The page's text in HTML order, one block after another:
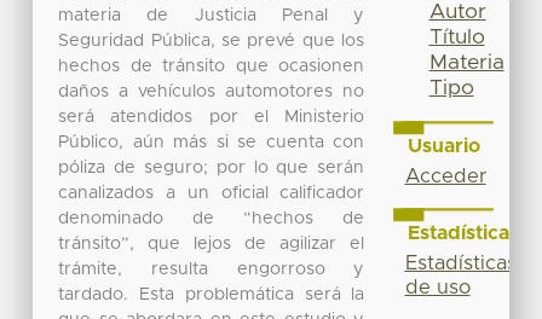
materia de Justicia Penal y
Seguridad Pública, se prevé que los
hechos de tránsito que ocasionen
daños a vehículos automotores no
será atendidos por el Ministerio
Público, aún más si se cuenta con
póliza de seguro; por lo que serán
canalizados a un oficial calificador
denominado de “hechos de
tránsito”, que lejos de agilizar el
trámite, resulta engorroso y
tardado. Esta problemática será la
Autor
Título
Materia
Tipo
Usuario
Acceder
Estadísticas
Estadísticas
de uso